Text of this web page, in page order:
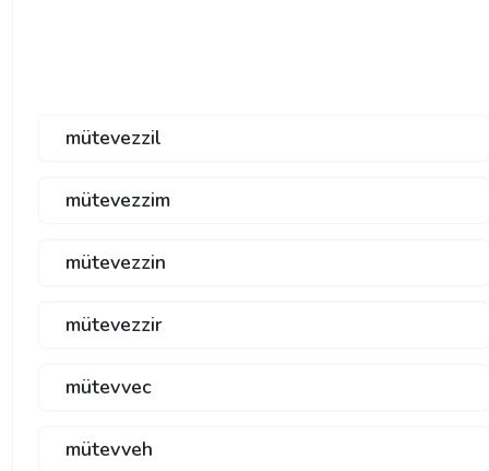
mütevezzil
mütevezzim
mütevezzin
mütevezzir
mütevvec
mütevveh